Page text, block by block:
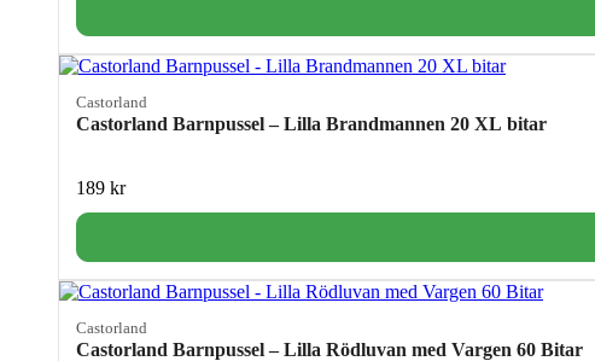
Castorland
Castorland Barnpussel – Lilla Brandmannen 20 XL bitar
189 kr
Castorland
Castorland Barnpussel – Lilla Rödluvan med Vargen 60 Bitar